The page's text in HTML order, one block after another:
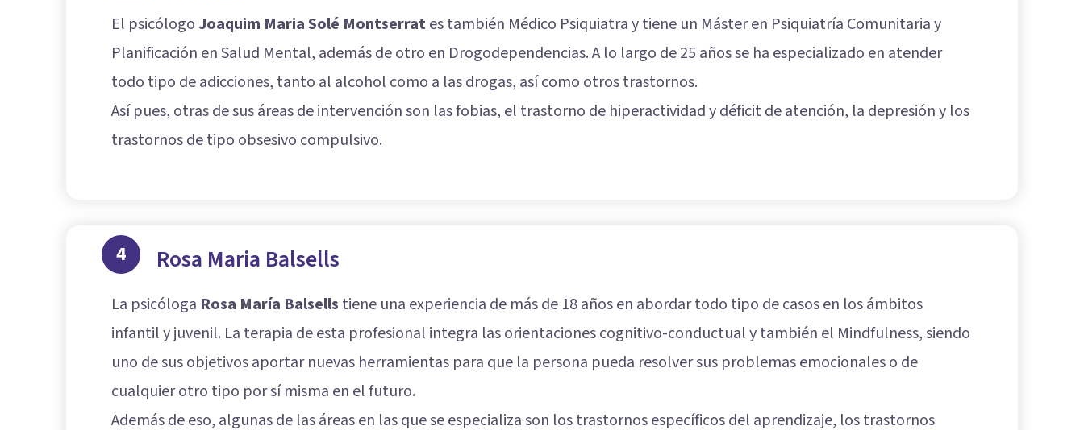
El psicólogoJoaquim Maria Solé Montserrates también Médico Psiquiatra y tiene un Máster en Psiquiatría Comunitaria y
Planificación en Salud Mental, además de otro en Drogodependencias. A lo largo de 25 años se ha especializado en atender
todo tipo de adicciones, tanto al alcohol como a las drogas, así como otros trastornos.
Así pues, otras de sus áreas de intervención son las fobias, el trastorno de hiperactividad y déficit de atención, la depresión y los
trastornos de tipo obsesivo compulsivo.
4 Rosa Maria Balsells
La psicóloga Rosa María Balsells tiene una experiencia de más de 18 años en abordar todo tipo de casos en los ámbitos
infantil y juvenil. La terapia de esta profesional integra las orientaciones cognitivo-conductual y también el Mindfulness, siendo
uno de sus objetivos aportar nuevas herramientas para que la persona pueda resolver sus problemas emocionales o de
cualquier otro tipo por sí misma en el futuro.
Además de eso, algunas de las áreas en las que se especializa son los trastornos específicos del aprendizaje, los trastornos